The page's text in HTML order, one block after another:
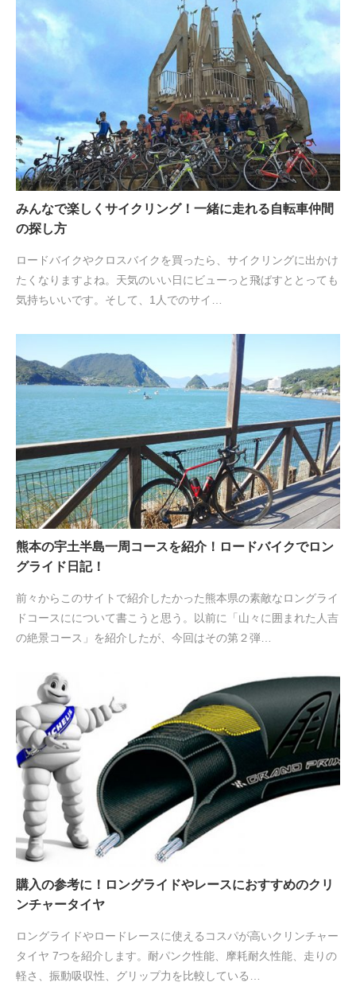
みんなで楽しくサイクリング！一緒に走れる自転車仲間
の探し方
ロードバイクやクロスバイクを買ったら、サイクリングに出かけ
たくなりますよね。天気のいい日にビューっと飛ばすととっても
気持ちいいです。そして、1人でのサイ…
熊本の宇土半島一周コースを紹介！ロードバイクでロン
グライド日記！
前々からこのサイトで紹介したかった熊本県の素敵なロングライ
ドコースにについて書こうと思う。以前に「山々に囲まれた人吉
の絶景コース」を紹介したが、今回はその第２弾…
購入の参考に！ロングライドやレースにおすすめのクリ
ンチャータイヤ
ロングライドやロードレースに使えるコスパが高いクリンチャー
タイヤ 7つを紹介します。耐パンク性能、摩耗耐久性能、走りの
軽さ、振動吸収性、グリップ力を比較している…